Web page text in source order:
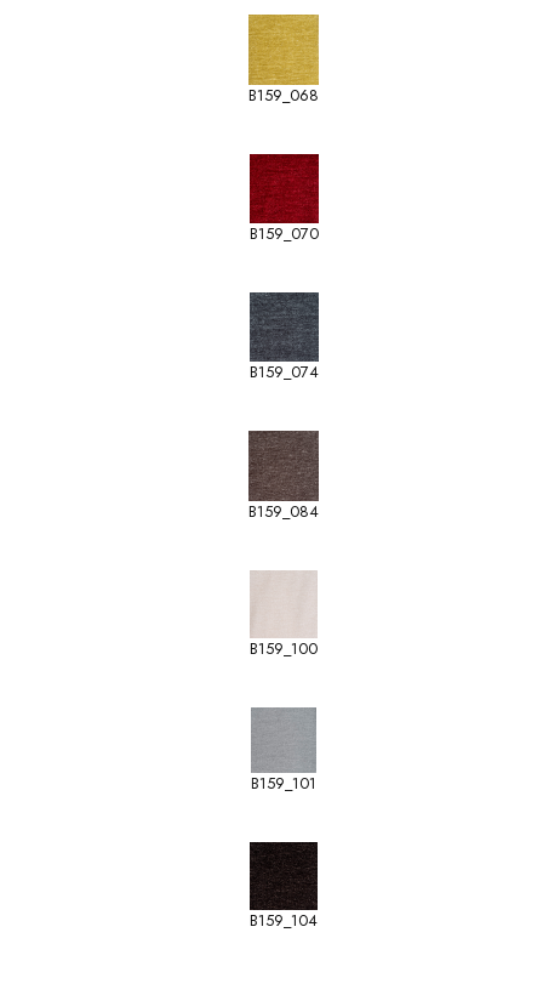
B159_068
B159_070
B159_074
B159_084
B159_100
B159_101
B159_104